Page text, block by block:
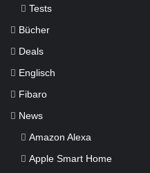
Tests
Bücher
Deals
Englisch
Fibaro
News
Amazon Alexa
Apple Smart Home